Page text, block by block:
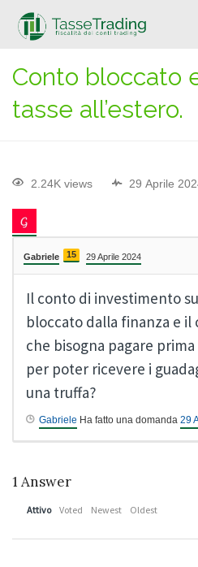
Conto bloccato
tasse all’estero.
2.24K views 29 Aprile
Gabriele 15 29 Aprile 2024
Il conto di investimento
bloccato dalla finanza e
che bisogna pagare
per poter ricevere i
una truffa?
Gabriele Ha fatto una domanda 29
1 Answer
Attivo Voted Newest Oldest